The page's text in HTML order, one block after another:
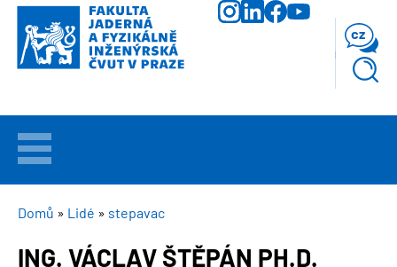
Přejít
hlavnímu
obsahu
VÍTEJTE
UCHAZEČI
STUDIUM
cz
DROBEČKOVÁ
NAVIGACE
Domů Lidé stepavac
ING. VÁCLAV ŠTĚPÁN PH.D.